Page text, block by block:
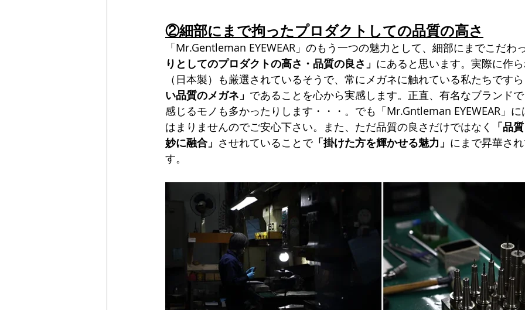
②細部にまで拘ったプロダクトしての品質の高さ
「Mr.Gentleman EYEWEAR」のもう一つの魅力として、細部にまでこだわ
りとしてのプロダクトの高さ・品質の良さ」 にあると思います。実際に作
（日本製）も厳選されているそうで、常にメガネに触れている私たちですら
い品質のメガネ」 であることを心から実感します。正直、有名なブランド
感じるモノも多かったりします・・・。でも「Mr.Gntleman EYEWEAR」
はまりませんのでご安心下さい。また、ただ品質の良さだけではなく
「品
妙に融合」 させれていることで「掛けた方を輝かせる魅力」 にまで昇華さ
す。